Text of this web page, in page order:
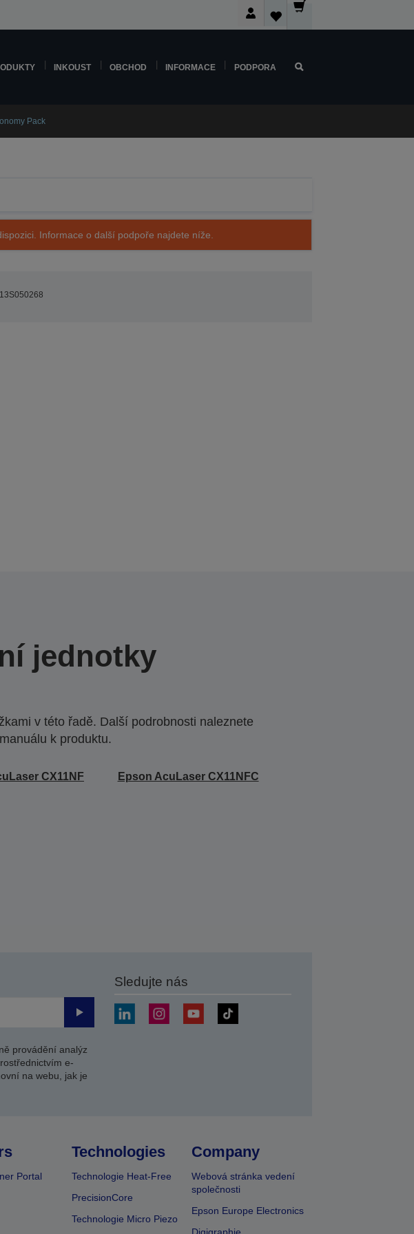
INKOUST OBCHOD INFORMACE PODPORA
Pack
Informace o další podpoře najdete níže.
jednotky
v této řadě. Další podrobnosti naleznete
k produktu.
CX11NF Epson AcuLaser CX11NFC
Odeslat
provádění analýz
e-
na webu, jak je
Sledujte nás
Portal
Technologies
Technologie Heat-Free
PrecisionCore
Technologie Micro Piezo
Company
Webová stránka vedení
společnosti
Epson Europe Electronics